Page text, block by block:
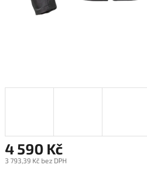
4 590 Kč
3 793,39 Kč bez DPH